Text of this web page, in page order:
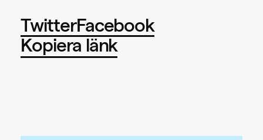
TwitterFacebook
Kopiera länk